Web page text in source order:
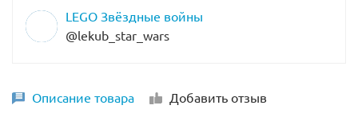
LEGO Звёздные войны
@lekub_star_wars
Описание товара Добавить отзыв